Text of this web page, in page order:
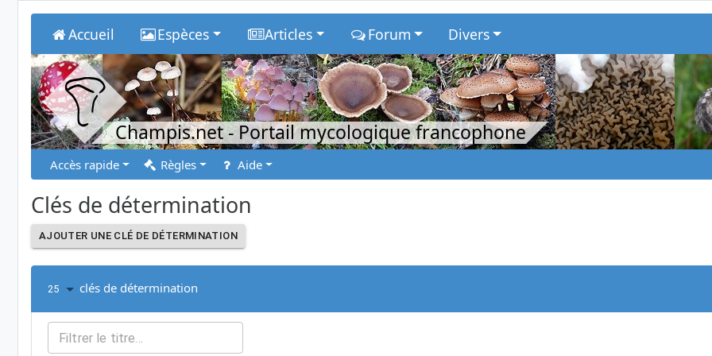
Accueil Espèces Articles Forum Divers
Champis.net- Portail mycologique francophone
Accès rapide Règles Aide
Clés de détermination
AJOUTER UNE CLÉ DE DÉTERMINATION
25 clés de détermination